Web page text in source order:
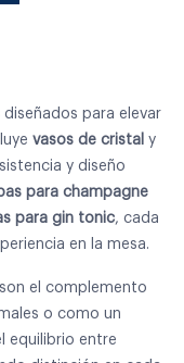
diseñados para elevar
vasos de cristal y
y diseño
para champagne
para gin tonic, cada
en la mesa.
son el complemento
o como un
equilibrio entre